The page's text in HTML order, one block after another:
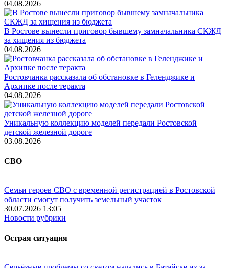
04.08.2026
В Ростове вынесли приговор бывшему замначальника СКЖД
за хищения из бюджета
04.08.2026
Ростовчанка рассказала об обстановке в Геленджике и
Архипке после теракта
04.08.2026
Уникальную коллекцию моделей передали Ростовской
детской железной дороге
03.08.2026
СВО
Семьи героев СВО с временной регистрацией в Ростовской
области смогут получить земельный участок
30.07.2026 13:05
Новости рубрики
Острая ситуация